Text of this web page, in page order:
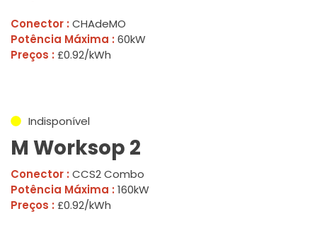
Conector : CHAdeMO
Potência Máxima : 60kW
Preços : £0.92/kWh
Indisponível
M Worksop 2
Conector : CCS2 Combo
Potência Máxima : 160kW
Preços : £0.92/kWh